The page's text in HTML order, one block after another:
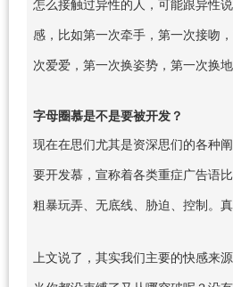
感，比如第一次牵手，第一次接吻
次爱爱，第一次换姿势，第一次换
字母圈慕是不是要被开发？
现在在思们尤其是资深思们的各种
要开发慕，宣称着各类重症广告语比
粗暴玩弄、无底线、胁迫、控制。
上文说了，其实我们主要的快感来